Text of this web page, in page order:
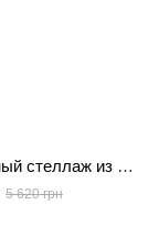
Компактный стеллаж из металла и ЛДСП с угловым декоративным элементом
5 620 грн